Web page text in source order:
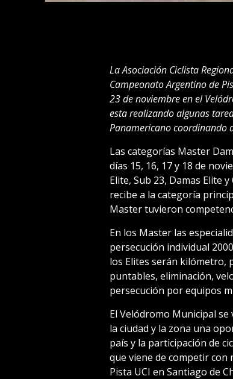
La Asociación Ciclista
Campeonato Argentino de
23 de noviembre en el
esta realizando algunas
Panamericano coordinando
Las categorías Master
días 15, 16, 17 y 18 de
Elite, Sub 23, Damas Elite
recibe a la categoría
Master tuvieron
En los Master las
persecución individual
los Elites serán kilómetro,
puntables, eliminación,
persecución por equipos
El Velódromo Municipal
la ciudad y la zona una
país y la participación de
que viene de competir
Pista UCI en Santiago de